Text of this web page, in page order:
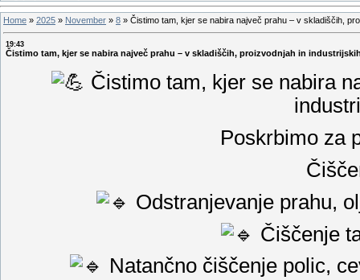
Home » 2025 » November » 8 » Čistimo tam, kjer se nabira največ prahu – v skladiščih,
19:43
Čistimo tam, kjer se nabira največ prahu – v skladiščih, proizvodnjah in
Čistimo tam, kjer se nabira
Poskrbimo za
Odstranjevanje prahu,
Čiščenje
Natančno čiščenje polic,